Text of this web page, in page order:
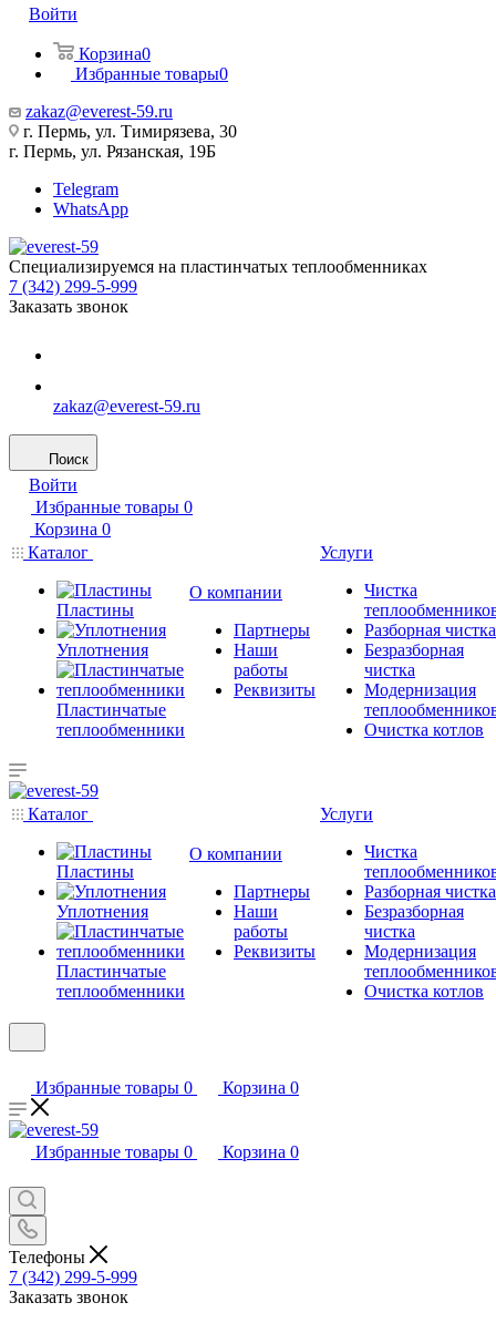
Войти
Корзина0
Избранные товары0
zakaz@everest-59.ru
г. Пермь, ул. Тимирязева, 30
г. Пермь, ул. Рязанская, 19Б
Telegram
WhatsApp
Специализируемся на пластинчатых теплообменниках
7 (342) 299-5-999
Заказать звонок
zakaz@everest-59.ru
Поиск
Войти
Избранные товары 0
Корзина 0
Каталог
Пластины
Уплотнения
Пластинчатые
теплообменники
О компании
Партнеры
Наши
работы
Реквизиты
Услуги
Чистка
Разборная чистка
Безразборная
чистка
Модернизация
Очистка котлов
Каталог
Пластины
Уплотнения
Пластинчатые
теплообменники
О компании
Партнеры
Наши
работы
Реквизиты
Услуги
Чистка
Разборная чистка
Безразборная
чистка
Модернизация
Очистка котлов
Избранные товары 0 Корзина 0
Избранные товары 0 Корзина 0
Телефоны
7 (342) 299-5-999
Заказать звонок